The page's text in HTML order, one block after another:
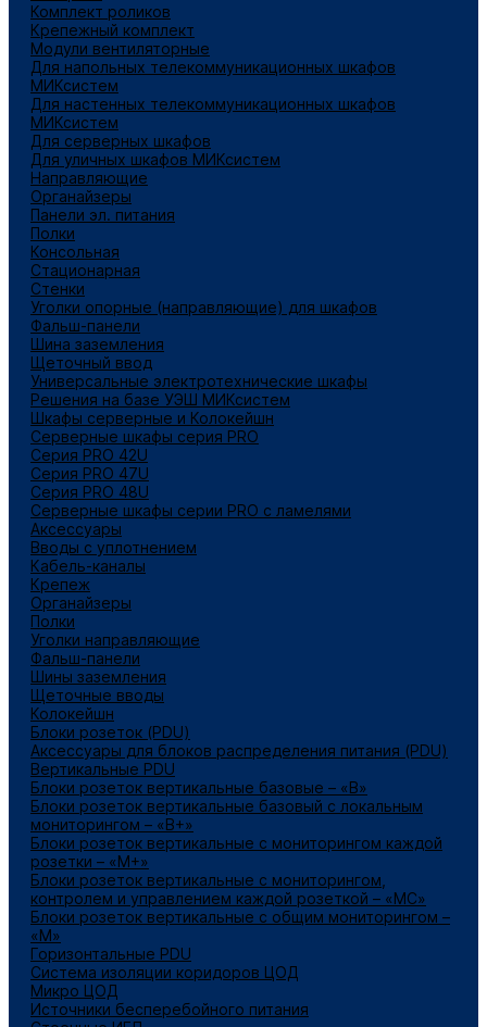
Комплект роликов
Крепежный комплект
Модули вентиляторные
Для напольных телекоммуникационных шкафов
МИКсистем
Для настенных телекоммуникационных шкафов
МИКсистем
Для серверных шкафов
Для уличных шкафов МИКсистем
Направляющие
Органайзеры
Панели эл. питания
Полки
Консольная
Стационарная
Стенки
Уголки опорные (направляющие) для шкафов
Фальш-панели
Шина заземления
Щеточный ввод
Универсальные электротехнические шкафы
Решения на базе УЭШ МИКсистем
Шкафы серверные и Колокейшн
Серверные шкафы серия PRO
Серия PRO 42U
Серия PRO 47U
Серия PRO 48U
Серверные шкафы серии PRO с ламелями
Аксессуары
Вводы с уплотнением
Кабель-каналы
Крепеж
Органайзеры
Полки
Уголки направляющие
Фальш-панели
Шины заземления
Щеточные вводы
Колокейшн
Блоки розеток (PDU)
Аксессуары для блоков распределения питания (PDU)
Вертикальные PDU
Блоки розеток вертикальные базовые – «В»
Блоки розеток вертикальные базовый с локальным
мониторингом – «В+»
Блоки розеток вертикальные с мониторингом каждой
розетки – «М+»
Блоки розеток вертикальные с мониторингом,
контролем и управлением каждой розеткой – «МС»
Блоки розеток вертикальные с общим мониторингом –
«М»
Горизонтальные PDU
Система изоляции коридоров ЦОД
Микро ЦОД
Источники бесперебойного питания